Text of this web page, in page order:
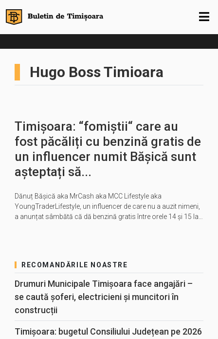
Hugo Boss Timioara
Timișoara: “fomiștii“ care au
fost păcăliți cu benzină gratis de
un influencer numit Bășică sunt
așteptați să...
Dănuț Bășică aka MrCash aka MCC Lifestyle aka
YoungTraderLifestyle, un influencer de care nu a auzit nimeni,
a anunțat sâmbătă că dă benzină gratis între orele 14 și 15 la…
RECOMANDĂRILE NOASTRE
Drumuri Municipale Timișoara face angajări –
se caută șoferi, electricieni și muncitori în
construcții
Timișoara: bugetul Consiliului Județean pe 2026